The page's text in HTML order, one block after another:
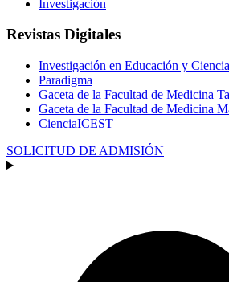
Investigación
Revistas Digitales
Investigación en Educación y
Paradigma
Gaceta de la Facultad de Medicina
Gaceta de la Facultad de Medicina
CienciaICEST
SOLICITUD DE ADMISIÓN